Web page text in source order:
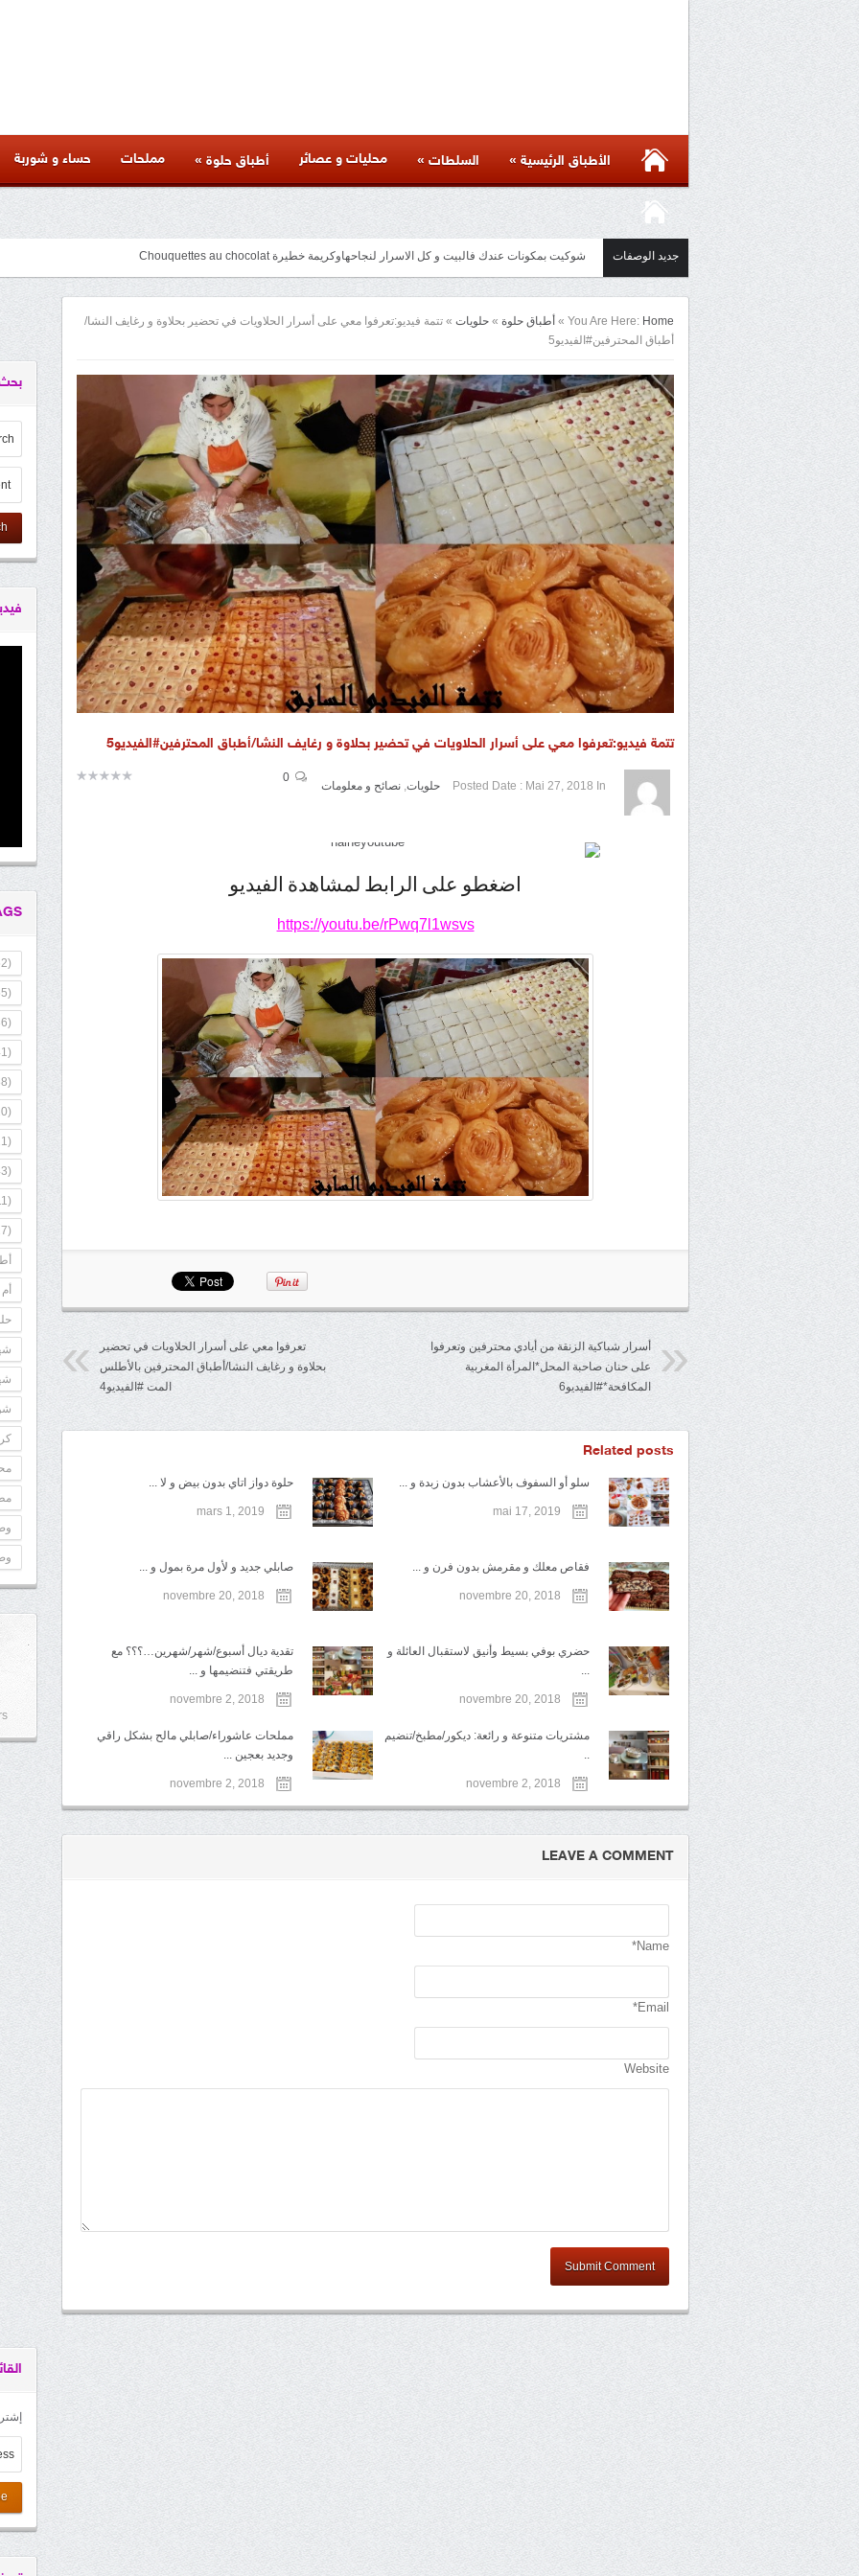
الأطباق الرئيسية » السلطات » محليات و عصائر أطباق حلوة » مملحات حساء و شوربة
جديد الوصفات مائدة أسيوية بأكثر من ست وصفات متنوعة لذيذة بأسرار المطاعم وكل المراحل والنصائح والمكونات الخاصة بها
You Are Here: Home
» أطباق حلوة » حلويات » تتمة فيديو:تعرفوا معي على أسرار الحلاويات في تحضير بحلاوة و رغايف النشا/
أطباق المحترفين#الفيديو5
تتمة فيديو:تعرفوا معي على أسرار الحلاويات في تحضير بحلاوة و رغايف النشا/أطباق المحترفين#الفيديو5
Posted Date : Mai 27, 2018 In حلويات, نصائح و معلومات
0
اضغطو على الرابط لمشاهدة الفيديو
https://youtu.be/rPwq7l1wsvs
تعرفوا معي على أسرار الحلاويات في تحضير
بحلاوة و رغايف النشا/أطباق المحترفين بالأطلس
المت #الفيديو4
أسرار شباكية الزنقة من أيادي محترفين وتعرفوا
على حنان صاحبة المحل*المرأة المغربية
المكافحة*#الفيديو6
Related posts
سلو أو السفوف بالأعشاب بدون زبدة و ...
mai 17, 2019
حلوة دواز اتاي بدون بيض و لا ...
mars 1, 2019
فقاص معلك و مقرمش بدون فرن و ...
novembre 20, 2018
صابلي جديد و لأول مرة بمول و ...
novembre 20, 2018
حضري بوفي بسيط وأنيق لاستقبال العائلة و
...
novembre 20, 2018
تقدية ديال أسبوع/شهر/شهرين…؟؟؟ مع
طريقتي فتنضيمها و ...
novembre 2, 2018
مشتريات متنوعة و رائعة: ديكور/مطبخ/تنضيم
..
novembre 2, 2018
مملحات عاشوراء/صابلي مالح بشكل راقي
وجديد بعجين ...
novembre 2, 2018
LEAVE A COMMENT
Name*
Email*
Website
Submit Comment